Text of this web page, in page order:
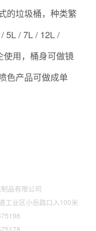
的垃圾桶，种类繁
5L / 7L / 12L /
用，桶身可做镜
色产品可做成单
品有限公司
工业区小岳路口入100米